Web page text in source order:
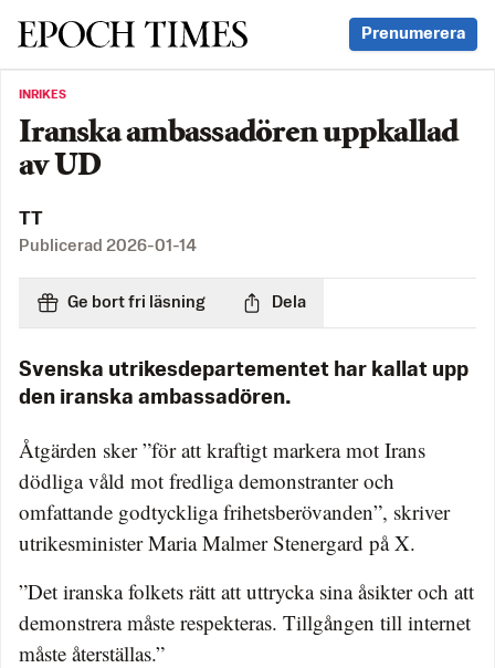
Svenska Epoch Times Prenumerera
INRIKES
Iranska ambassadören uppkallad
av UD
TT
Publicerad 2026-01-14
Ge bort fri läsning Dela
Svenska utrikesdepartementet har kallat upp
den iranska ambassadören.
Åtgärden sker ”för att kraftigt markera mot Irans
dödliga våld mot fredliga demonstranter och
omfattande godtyckliga frihetsberövanden”, skriver
utrikesminister Maria Malmer Stenergard på X.
”Det iranska folkets rätt att uttrycka sina åsikter och att
demonstrera måste respekteras. Tillgången till internet
måste återställas.”